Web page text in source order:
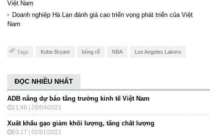
Việt Nam
Doanh nghiệp Hà Lan đánh giá cao triển vọng phát triển của Việt
Nam
Tags Kobe Bryant bóng rổ NBA Los Angeles Lakers
ĐỌC NHIỀU NHẤT
ADB nâng dự báo tăng trưởng kinh tế Việt Nam
11:46 | 28/04/2021
Xuất khẩu gạo giảm khối lượng, tăng chất lượng
03:17 | 02/01/2021